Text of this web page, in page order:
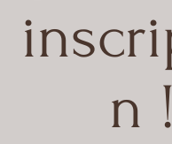
n !